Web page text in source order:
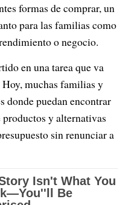
formas de comprar, un
para las familias como
o negocio.
en una tarea que va
muchas familias y
donde puedan encontrar
y alternativas
sin renunciar a